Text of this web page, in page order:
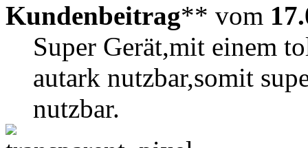
Kundenbeitrag** vom
Super Gerät,mit einem
autark nutzbar,somit
nutzbar.